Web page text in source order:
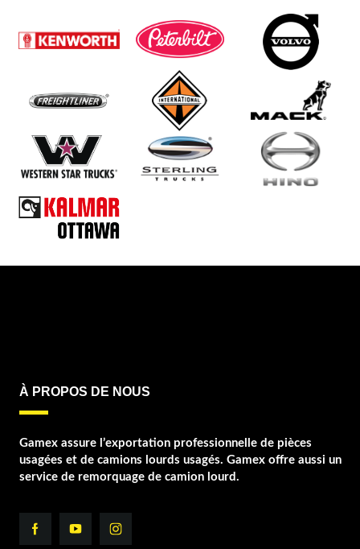
À PROPOS DE NOUS
Gamex assure l’exportation professionnelle de pièces
usagées et de camions lourds usagés. Gamex offre aussi un
service de remorquage de camion lourd.